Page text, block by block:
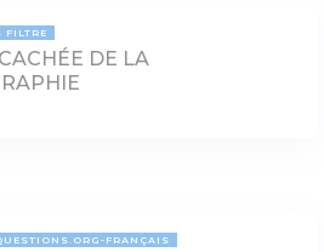
FILTRE
DE LA
FRANÇAIS